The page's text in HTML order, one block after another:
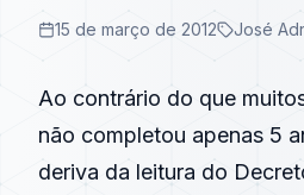
15 de março de 2012 José
Ao contrário do que
não completou apenas 5
deriva da leitura do